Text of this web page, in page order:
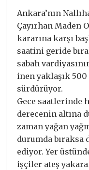
Ankara’nın
Çayırhan Maden
kararına karşı
saatini geride
sabah
inen yaklaşık
sürdürüyor.
Gece saatlerinde
derecenin altına
zaman yağan
durumda bıraksa
ediyor. Yer
işçiler ateş